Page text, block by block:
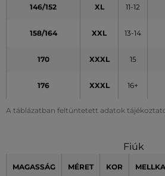
A táblázatban feltüntetett adatok
146/152 XL 11-12
158/164 XXL 13-14
170 XXXL 15
176 XXXL 16+
Fiúk
MAGASSÁG
MÉRET KOR